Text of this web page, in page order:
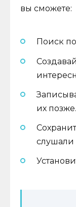
вы сможете:
Поиск
их позже.
слушали